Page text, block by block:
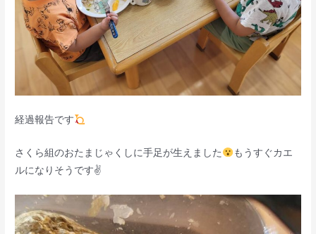
経過報告です
さくら組のおたまじゃくしに手足が生えました
もうすぐカエ
ルになりそうです✌